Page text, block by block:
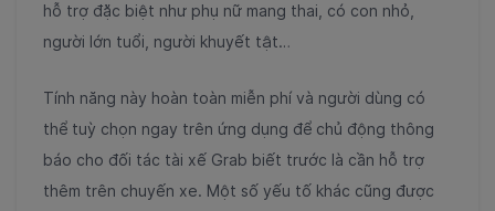
hỗ trợ đặc biệt như phụ nữ mang thai, có con nhỏ,
người lớn tuổi, người khuyết tật…
Tính năng này hoàn toàn miễn phí và người dùng có
thể tuỳ chọn ngay trên ứng dụng để chủ động thông
báo cho đối tác tài xế Grab biết trước là cần hỗ trợ
thêm trên chuyến xe. Một số yếu tố khác cũng được